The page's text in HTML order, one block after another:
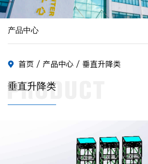
产品中心
首页 / 产品中心 / 垂直升降类
垂直升降类